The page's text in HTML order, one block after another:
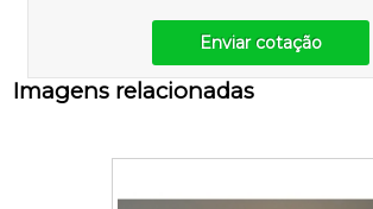
Enviar cotação
Imagens relacionadas